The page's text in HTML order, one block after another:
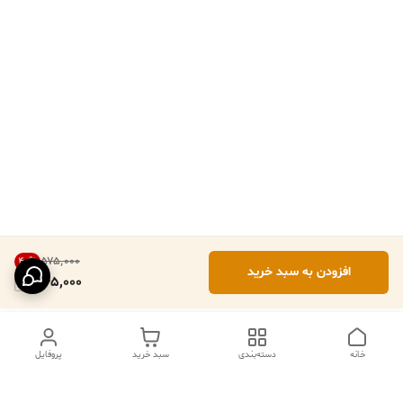
۵۷۵٬۰۰۰ 40%
345,000
افزودن به سبد خرید
پروفایل سبد خرید دسته‌بندی خانه